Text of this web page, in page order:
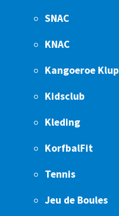
SNAC
KNAC
Kangoeroe Klup
Kidsclub
Kleding
KorfbalFit
Tennis
Jeu de Boules